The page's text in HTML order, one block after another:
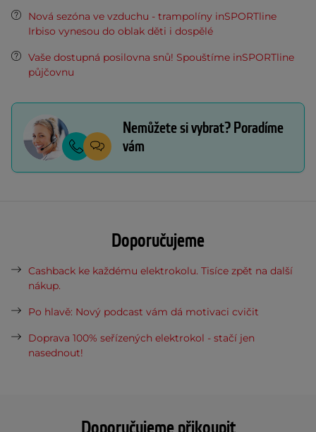
Nová sezóna ve vzduchu - trampolíny inSPORTline
Irbiso vynesou do oblak děti i dospělé
Vaše dostupná posilovna snů! Spouštíme inSPORTline
půjčovnu
Nemůžete si vybrat? Poradíme
vám
Doporučujeme
Cashback ke každému elektrokolu. Tisíce zpět na další
nákup.
Po hlavě: Nový podcast vám dá motivaci cvičit
Doprava 100% seřízených elektrokol - stačí jen
nasednout!